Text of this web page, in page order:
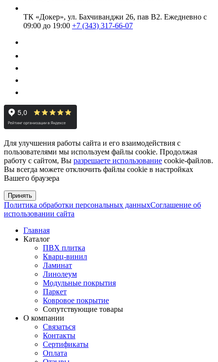
ТК «Докер», ул. Бахчиванджи 26, пав В2. Ежедневно с
09:00 до 19:00 +7 (343) 317-66-07
Для улучшения работы сайта и его взаимодействия с
пользователями мы используем файлы cookie. Продолжая
работу с сайтом, Вы разрешаете использование cookie-файлов.
Вы всегда можете отключить файлы cookie в настройках
Вашего браузера
Принять
Политика обработки персональных данныхСоглашение об
использовании сайта
Главная
Каталог
ПВХ плитка
Кварц-винил
Ламинат
Линолеум
Модульные покрытия
Паркет
Ковровое покрытие
Сопутствующие товары
О компании
Связаться
Контакты
Сертификаты
Оплата